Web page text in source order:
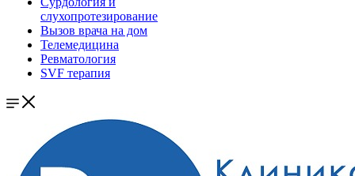
слухопротезирование
Вызов врача на дом
Телемедицина
Ревматология
SVF терапия